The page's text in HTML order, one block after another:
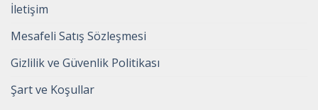
İletişim
Mesafeli Satış Sözleşmesi
Gizlilik ve Güvenlik Politikası
Şart ve Koşullar